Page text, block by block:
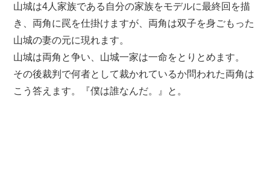
山城は4人家族である自分の家族をモデルに最終回を描
き、両角に罠を仕掛けますが、両角は双子を身ごもった
山城の妻の元に現れます。
山城は両角と争い、山城一家は一命をとりとめます。
その後裁判で何者として裁かれているか問われた両角は
こう答えます。『僕は誰なんだ。』と。